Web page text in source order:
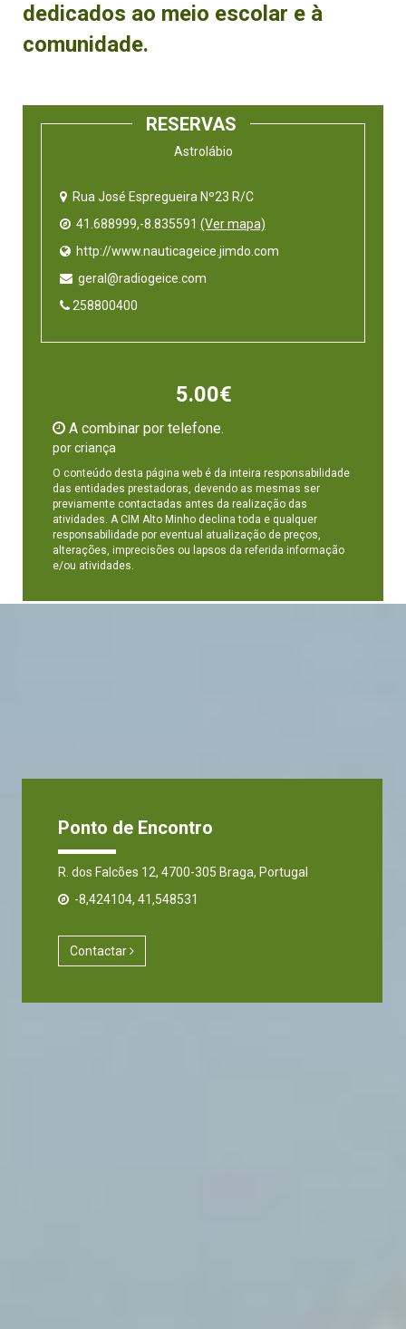
dedicados ao meio escolar e à
comunidade.
RESERVAS
Astrolábio
Rua José Espregueira Nº23 R/C
41.688999,-8.835591 (Ver mapa)
http://www.nauticageice.jimdo.com
geral@radiogeice.com
258800400
5.00€
A combinar por telefone.
por criança
O conteúdo desta página web é da inteira responsabilidade
das entidades prestadoras, devendo as mesmas ser
previamente contactadas antes da realização das
atividades. A CIM Alto Minho declina toda e qualquer
responsabilidade por eventual atualização de preços,
alterações, imprecisões ou lapsos da referida informação
e/ou atividades.
Ponto de Encontro
R. dos Falcões 12, 4700-305 Braga, Portugal
-8,424104, 41,548531
Contactar